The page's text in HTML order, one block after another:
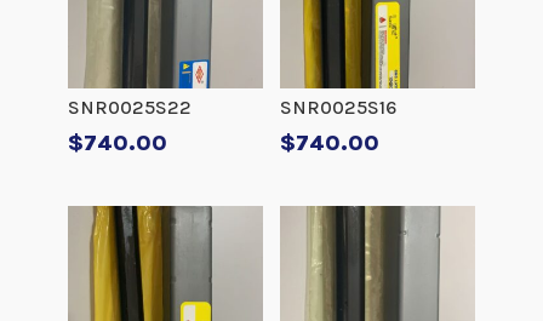
SNR0025S22
$740.00
SNR0025S16
$740.00